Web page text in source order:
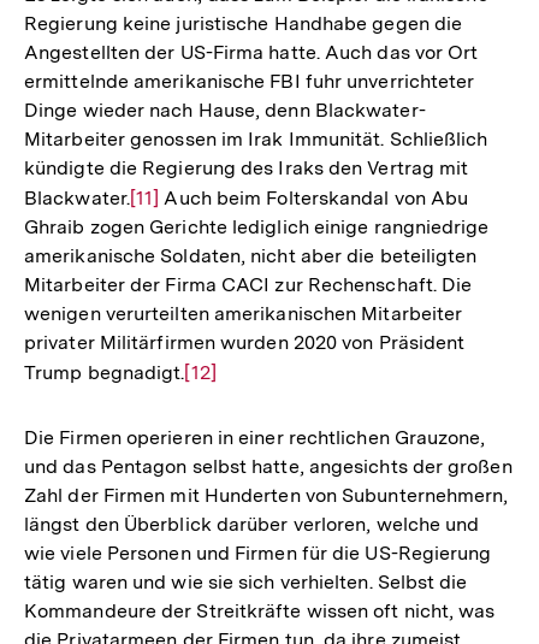
Regierung keine juristische Handhabe gegen die
Angestellten der US-Firma hatte. Auch das vor Ort
ermittelnde amerikanische FBI fuhr unverrichteter
Dinge wieder nach Hause, denn Blackwater-
Mitarbeiter genossen im Irak Immunität. Schließlich
kündigte die Regierung des Iraks den Vertrag mit
Blackwater.Zur
Auflösung
der
Fußnote
[11] Auch beim Folterskandal von Abu
Ghraib zogen Gerichte lediglich einige rangniedrige
amerikanische Soldaten, nicht aber die beteiligten
Mitarbeiter der Firma CACI zur Rechenschaft. Die
wenigen verurteilten amerikanischen Mitarbeiter
privater Militärfirmen wurden 2020 von Präsident
Trump begnadigt.Zur
der
Fußnote
[12]
Die Firmen operieren in einer rechtlichen Grauzone,
und das Pentagon selbst hatte, angesichts der großen
Zahl der Firmen mit Hunderten von Subunternehmern,
längst den Überblick darüber verloren, welche und
wie viele Personen und Firmen für die US-Regierung
tätig waren und wie sie sich verhielten. Selbst die
Kommandeure der Streitkräfte wissen oft nicht, was
die Privatarmeen der Firmen tun, da ihre zumeist